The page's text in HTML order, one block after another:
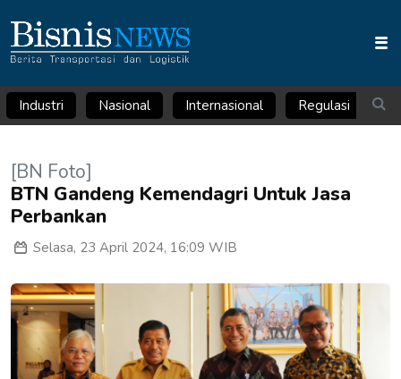
Industri Nasional Internasional Regulasi
[BN Foto]
BTN Gandeng Kemendagri Untuk Jasa
Perbankan
Selasa, 23 April 2024, 16:09 WIB